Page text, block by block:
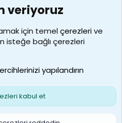
S
veriyoruz
için temelçerezlerive
isteğe bağlı çerezleri
yapılandırın
kabul et